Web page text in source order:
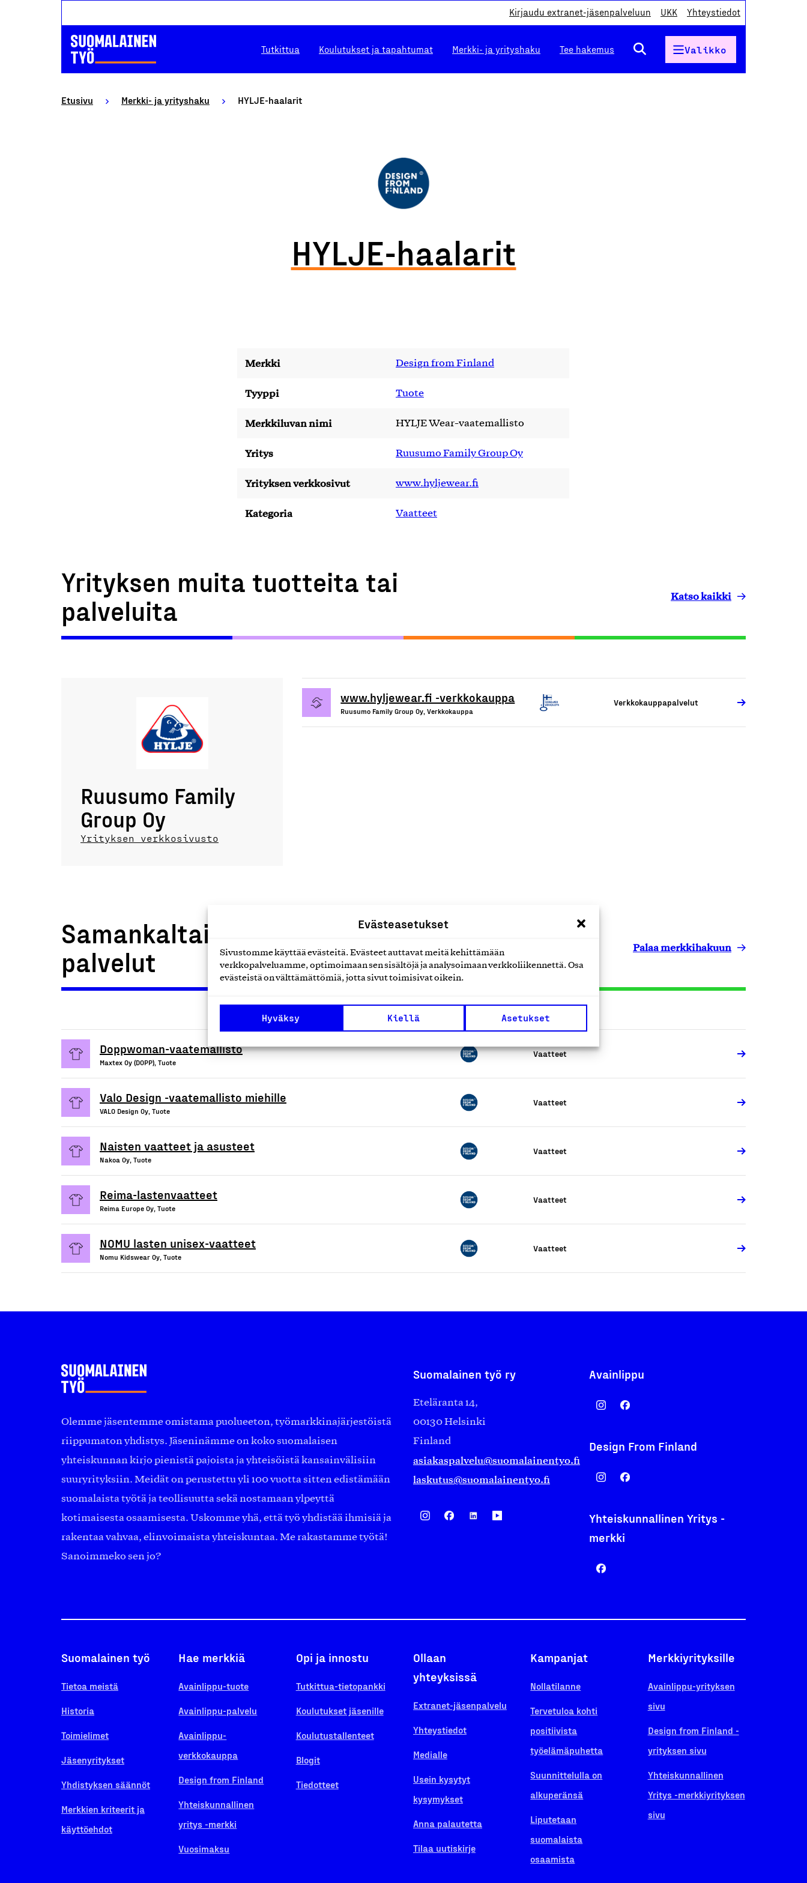
Evästeasetukset
Sivustomme käyttää evästeitä. Evästeet auttavat meitä kehittämään
verkkopalveluamme, optimoimaan sen sisältöjä ja analysoimaan verkkoliikennettä. Osa
evästeistä on välttämättömiä, jotta sivut toimisivat oikein.
Hyväksy Kiellä Asetukset
Kirjaudu extranet-jäsenpalveluun UKK Yhteystiedot
Tutkittua Koulutukset ja tapahtumat Merkki- ja yrityshaku Tee hakemus Valikko
Etusivu Merkki- ja yrityshaku HYLJE-haalarit
HYLJE-haalarit
Merkki Design from Finland
Tyyppi Tuote
Merkkiluvan nimi HYLJE Wear-vaatemallisto
Yritys Ruusumo Family Group Oy
Yrityksen verkkosivut www.hyljewear.fi
Kategoria Vaatteet
Yrityksen muita tuotteita tai
palveluita
Katso kaikki
Ruusumo Family
Group Oy
Yrityksen verkkosivusto
www.hyljewear.fi -verkkokauppa
Ruusumo Family Group Oy, Verkkokauppa
Verkkokauppapalvelut
Samankaltaiset tuotteet tai
palvelut
Palaa merkkihakuun
Doppwoman-vaatemallisto
Maxtex Oy (DOPP), Tuote
Vaatteet
Valo Design -vaatemallisto miehille
VALO Design Oy, Tuote
Vaatteet
Naisten vaatteet ja asusteet
Nakoa Oy, Tuote
Vaatteet
Reima-lastenvaatteet
Reima Europe Oy, Tuote
Vaatteet
NOMU lasten unisex-vaatteet
Nomu Kidswear Oy, Tuote
Vaatteet
Olemme jäsentemme omistama puolueeton, työmarkkinajärjestöistä
riippumaton yhdistys. Jäseninämme on koko suomalaisen
yhteiskunnan kirjo pienistä pajoista ja yhteisöistä kansainvälisiin
suuryrityksiin. Meidät on perustettu yli 100 vuotta sitten edistämään
suomalaista työtä ja teollisuutta sekä nostamaan ylpeyttä
kotimaisesta osaamisesta. Uskomme yhä, että työ yhdistää ihmisiä ja
rakentaa vahvaa, elinvoimaista yhteiskuntaa. Me rakastamme työtä!
Sanoimmeko sen jo?
Suomalainen työ ry
Eteläranta 14,
00130 Helsinki
Finland
asiakaspalvelu@suomalainentyo.fi
laskutus@suomalainentyo.fi
Avainlippu
Design From Finland
Yhteiskunnallinen Yritys -
merkki
Suomalainen työ
Tietoa meistä
Historia
Toimielimet
Jäsenyritykset
Yhdistyksen säännöt
Merkkien kriteerit ja
käyttöehdot
Hae merkkiä
Avainlippu-tuote
Avainlippu-palvelu
Avainlippu-
verkkokauppa
Design from Finland
Yhteiskunnallinen
yritys -merkki
Vuosimaksu
Opi ja innostu
Tutkittua-tietopankki
Koulutukset jäsenille
Koulutustallenteet
Blogit
Tiedotteet
Ollaan
yhteyksissä
Extranet-jäsenpalvelu
Yhteystiedot
Medialle
Usein kysytyt
kysymykset
Anna palautetta
Tilaa uutiskirje
Kampanjat
Nollatilanne
Tervetuloa kohti
positiivista
työelämäpuhetta
Suunnittelulla on
alkuperänsä
Liputetaan
suomalaista
osaamista
Merkkiyrityksille
Avainlippu-yrityksen
sivu
Design from Finland -
yrityksen sivu
Yhteiskunnallinen
Yritys -merkkiyrityksen
sivu